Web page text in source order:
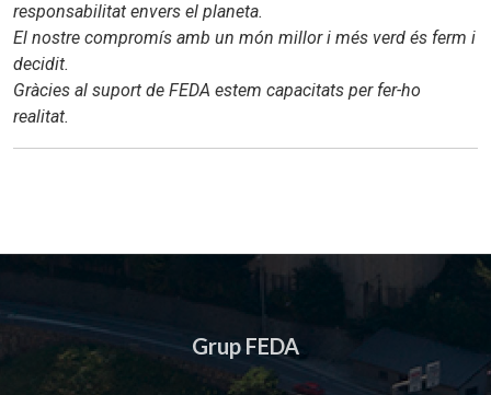
responsabilitat envers el planeta.
El nostre compromís amb un món millor i més verd és ferm i
decidit.
Gràcies al suport de FEDA estem capacitats per fer-ho
realitat.
Grup FEDA